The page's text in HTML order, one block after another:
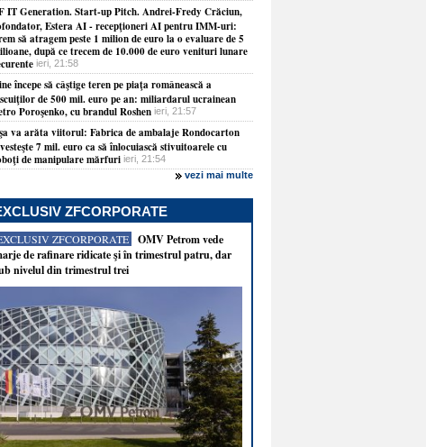
IT Generation. Start-up Pitch. Andrei-Fredy Crăciun,
Estera AI - recepţioneri AI pentru IMM-uri:
să atragem peste 1 milion de euro la o evaluare de 5
după ce trecem de 10.000 de euro venituri lunare
ieri, 21:58
începe să câştige teren pe piaţa românească a
de 500 mil. euro pe an: miliardarul ucrainean
Poroşenko, cu brandul Roshen ieri, 21:57
va arăta viitorul: Fabrica de ambalaje Rondocarton
7 mil. euro ca să înlocuiască stivuitoarele cu
de manipulare mărfuri ieri, 21:54
vezi mai multe
ZFCORPORATE
ZFCORPORATE
OMV Petrom vede
de rafinare ridicate şi în trimestrul patru, dar
nivelul din trimestrul trei